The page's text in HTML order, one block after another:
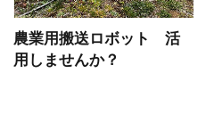
農業用搬送ロボット 活
用しませんか？